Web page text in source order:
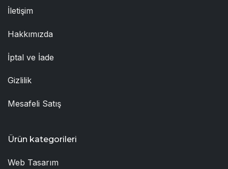
İletişim
Hakkımızda
İptal ve İade
Gizlilik
Mesafeli Satış
Ürün kategorileri
Web Tasarım